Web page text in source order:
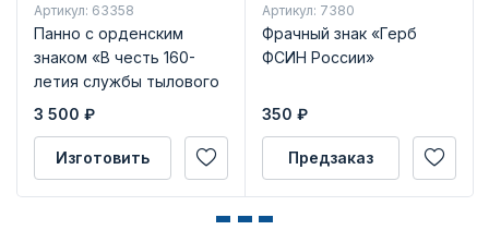
Артикул: 63358
Панно с орденским
знаком «В честь 160-
летия службы тылового
обеспечения УИС
3 500 ₽
Изготовить
Артикул: 7380
Фрачный знак «Герб
ФСИН России»
350 ₽
Предзаказ